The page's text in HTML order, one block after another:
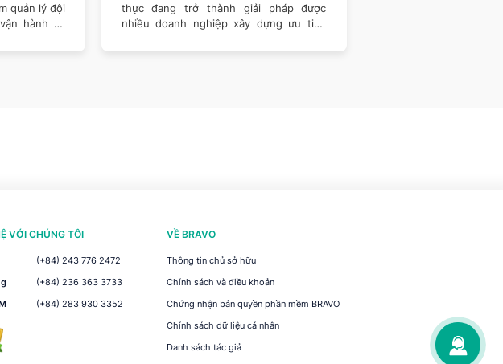
quản lý đội
hành và
thực đang trở thành giải pháp được
nhiều doanh nghiệp xây dựng ưu tiên
VỚI CHÚNG TÔI
(+84) 243 776 2472
(+84) 236 363 3733
(+84) 283 930 3352
VỀ BRAVO
Thông tin chủ sở hữu
Chính sách và điều khoản
Chứng nhận bản quyền phần mềm BRAVO
Chính sách dữ liệu cá nhân
Danh sách tác giả